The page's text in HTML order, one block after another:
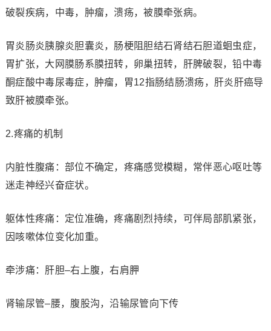
破裂疾病，中毒，肿瘤，溃疡，被膜牵张病。
胃炎肠炎胰腺炎胆囊炎，肠梗阻胆结石肾结石胆道蛔虫症，
胃扩张，大网膜肠系膜扭转，卵巢扭转，肝脾破裂，铅中毒
酮症酸中毒尿毒症，肿瘤，胃12指肠结肠溃疡，肝炎肝癌导
致肝被膜牵张。
2.疼痛的机制
内脏性腹痛：部位不确定，疼痛感觉模糊，常伴恶心呕吐等
迷走神经兴奋症状。
躯体性疼痛：定位准确，疼痛剧烈持续，可伴局部肌紧张，
因咳嗽体位变化加重。
牵涉痛：肝胆–右上腹，右肩胛
肾输尿管–腰，腹股沟，沿输尿管向下传